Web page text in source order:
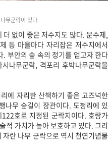
무군락이 있다.
더 없이 좋은 저수지도 많다.문수제,
등 마을마다 자리잡은 저수지에서
부안의 숲 속의 정기를 얻고자 한다
나무군락, 격포리 후박나무군락을
에 자리한 산책하기 좋은 고즈넉한
나무 숲길이 장관이다. 도청리에 있
호로 지정된 군락지이다. 호랑가
적 가치가 높아 보호하고 있다. 그리
란 나무 군락으로 역시 천연기념물